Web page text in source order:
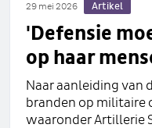
29 mei 2026 Artikel
'Defensie
op haar
Naar aanleiding van
branden op militaire
waaronder Artillerie